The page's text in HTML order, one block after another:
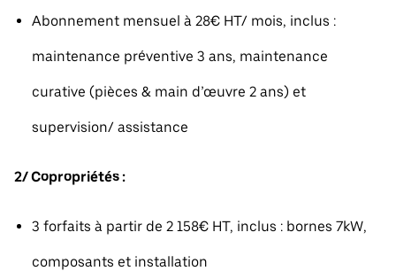
Abonnement mensuel à 28€ HT/ mois, inclus :
maintenance préventive 3 ans, maintenance
curative (pièces & main d’œuvre 2 ans) et
supervision/ assistance
2/ Copropriétés :
3 forfaits à partir de 2 158€ HT, inclus : bornes 7kW,
composants et installation